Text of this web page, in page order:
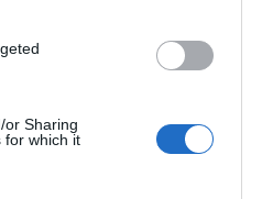
or Sharing
for which it